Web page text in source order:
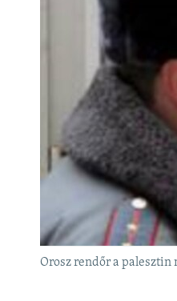
Orosz rendőr a palesztin